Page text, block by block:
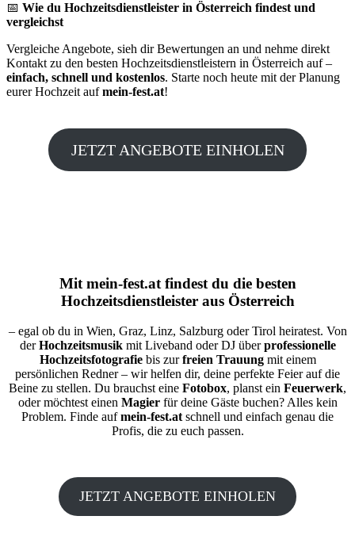
📅 Wie du Hochzeitsdienstleister in Österreich findest und
vergleichst
Vergleiche Angebote, sieh dir Bewertungen an und nehme direkt
Kontakt zu den besten Hochzeitsdienstleistern in Österreich auf –
einfach, schnell und kostenlos. Starte noch heute mit der Planung
eurer Hochzeit aufmein-fest.at!
JETZT ANGEBOTE EINHOLEN
Mit mein-fest.atfindest du die besten
Hochzeitsdienstleister aus Österreich
– egal ob du in Wien, Graz, Linz, Salzburg oder Tirol heiratest. Von
derHochzeitsmusikmit Liveband oder DJ überprofessionelle
Hochzeitsfotografiebis zurfreien Trauungmit einem
persönlichen Redner – wir helfen dir, deine perfekte Feier auf die
Beine zu stellen. Du brauchst eine Fotobox, planst ein Feuerwerk,
oder möchtest einen Magierfür deine Gäste buchen? Alles kein
Problem. Finde aufmein-fest.atschnell und einfach genau die
Profis, die zu euch passen.
JETZT ANGEBOTE EINHOLEN